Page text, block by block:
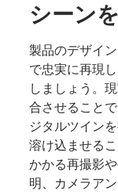
シーン
製品のデザイ
で忠実に再現
しましょう。
合させること
ジタルツイン
溶け込ませる
かかる再撮影
明、カメラア